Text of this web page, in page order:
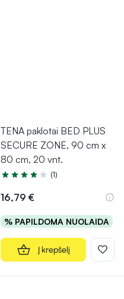
TENA paklotai BED PLUS
SECURE ZONE, 90 cm x
80 cm, 20 vnt.
Įvertinimas 4.0 iš 5
(1)
16,79 €
% PAPILDOMA NUOLAIDA
Į krepšelį